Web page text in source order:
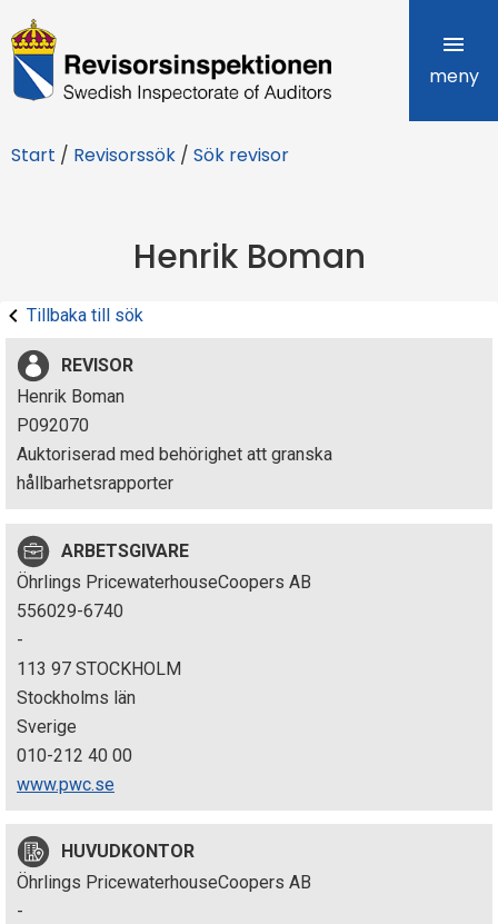
R
e
i
r
s
i
n
s
p
e
k
t
i
o
n
e
n
meny
Start / Revisorssök / Sök revisor
Henrik Boman
Tillbaka till sök
REVISOR
Henrik Boman
P092070
Auktoriserad med behörighet att granska
hållbarhetsrapporter
ARBETSGIVARE
Öhrlings PricewaterhouseCoopers AB
556029-6740
-
113 97 STOCKHOLM
Stockholms län
Sverige
010-212 40 00
www.pwc.se
HUVUDKONTOR
Öhrlings PricewaterhouseCoopers AB
-